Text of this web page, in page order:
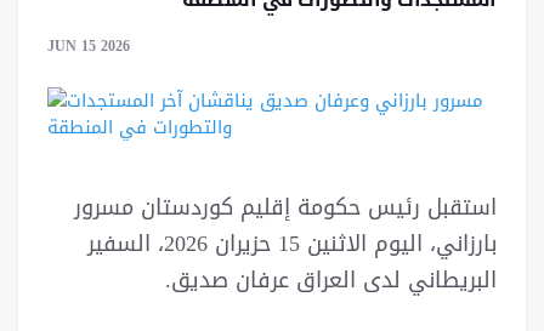
JUN 15 2026
استقبل رئيس حكومة إقليم كوردستان مسرور
بارزاني، اليوم الاثنين 15 حزيران 2026، السفير
البريطاني لدى العراق عرفان صديق.